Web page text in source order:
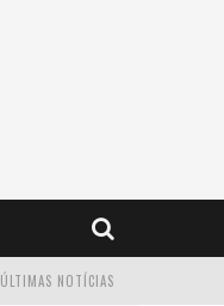
ÚLTIMAS NOTÍCIAS